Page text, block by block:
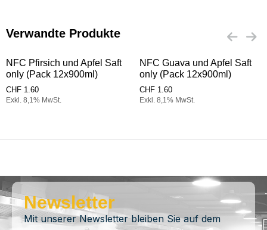
Verwandte Produkte
NFC Pfirsich und Apfel Saft
only (Pack 12x900ml)
CHF 1.60
Exkl. 8,1% MwSt.
NFC Guava und Apfel Saft
only (Pack 12x900ml)
CHF 1.60
Exkl. 8,1% MwSt.
Newsletter
Mit unserer Newsletter bleiben Sie auf dem